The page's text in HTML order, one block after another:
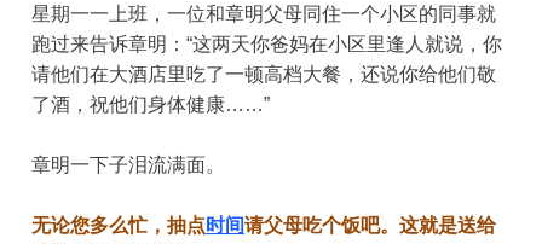
星期一一上班，一位和章明父母同住一个小区的同事就
跑过来告诉章明：“这两天你爸妈在小区里逢人就说，你
请他们在大酒店里吃了一顿高档大餐，还说你给他们敬
了酒，祝他们身体健康……”
章明一下子泪流满面。
无论您多么忙，抽点 时间请父母吃个饭吧。 这就是送给